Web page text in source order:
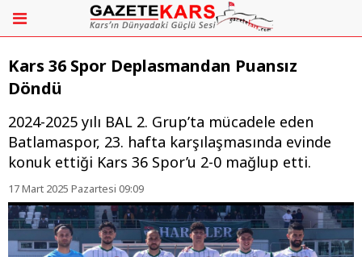
Kars 36 Spor Deplasmandan Puansız
Döndü
2024-2025 yılı BAL 2. Grup’ta mücadele eden
Batlamaspor, 23. hafta karşılaşmasında evinde
konuk ettiği Kars 36 Spor’u 2-0 mağlup etti.
17 Mart 2025 Pazartesi 09:09